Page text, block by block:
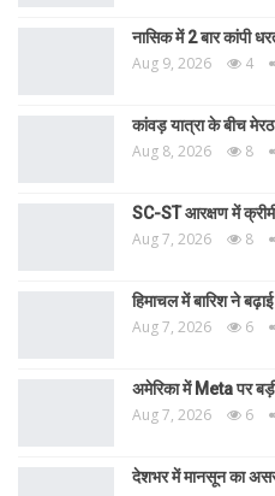
नासिक में 2 बार कांपी
Aug 9, 2026 4
कांवड़ यात्रा के बीच
Aug 8, 2026 8
SC-ST आरक्षण में
Aug 7, 2026 8
हिमाचल में बारिश ने
Aug 7, 2026 6
अमेरिका में Meta पर
Aug 7, 2026 6
देशभर में मानसून का